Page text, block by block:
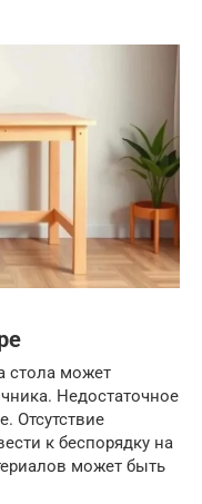
стола может
Недостаточное
Отсутствие
к беспорядку на
может быть